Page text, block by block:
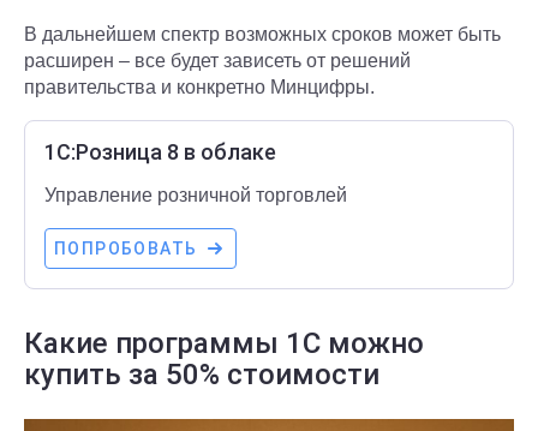
В дальнейшем спектр возможных сроков может быть
расширен – все будет зависеть от решений
правительства и конкретно Минцифры.
1С:Розница 8 в облаке
Управление розничной торговлей
ПОПРОБОВАТЬ
Какие программы 1С можно
купить за 50% стоимости